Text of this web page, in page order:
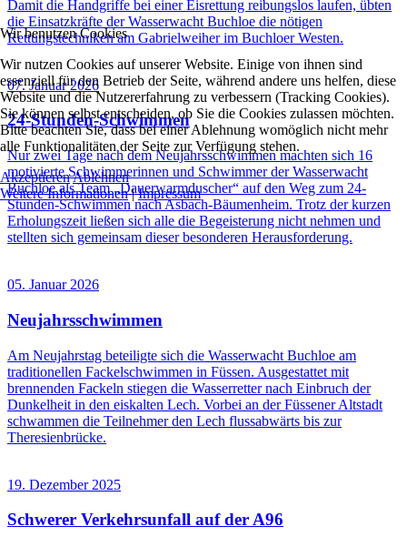
Damit die Handgriffe bei einer Eisrettung reibungslos laufen, übten
die Einsatzkräfte der Wasserwacht Buchloe die nötigen
Rettungstechniken am Gabrielweiher im Buchloer Westen.
07. Januar 2026
24-Stunden-Schwimmen
Nur zwei Tage nach dem Neujahrsschwimmen machten sich 16
motivierte Schwimmerinnen und Schwimmer der Wasserwacht
Buchloe als Team „Dauerwarmduscher“ auf den Weg zum 24-
Stunden-Schwimmen nach Asbach-Bäumenheim. Trotz der kurzen
Erholungszeit ließen sich alle die Begeisterung nicht nehmen und
stellten sich gemeinsam dieser besonderen Herausforderung.
05. Januar 2026
Neujahrsschwimmen
Am Neujahrstag beteiligte sich die Wasserwacht Buchloe am
traditionellen Fackelschwimmen in Füssen. Ausgestattet mit
brennenden Fackeln stiegen die Wasserretter nach Einbruch der
Dunkelheit in den eiskalten Lech. Vorbei an der Füssener Altstadt
schwammen die Teilnehmer den Lech flussabwärts bis zur
Theresienbrücke.
19. Dezember 2025
Schwerer Verkehrsunfall auf der A96
Wir benutzen Cookies
Wir nutzen Cookies auf unserer Website. Einige von ihnen sind
essenziell für den Betrieb der Seite, während andere uns helfen, diese
Website und die Nutzererfahrung zu verbessern (Tracking Cookies).
Sie können selbst entscheiden, ob Sie die Cookies zulassen möchten.
Bitte beachten Sie, dass bei einer Ablehnung womöglich nicht mehr
alle Funktionalitäten der Seite zur Verfügung stehen.
AkzeptierenAblehnen
Weitere Informationen|Impressum